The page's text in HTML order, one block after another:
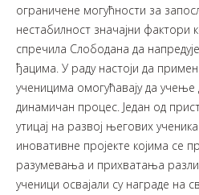
ограничене могућности за
нестабилност значајни фактори
спречила Слободана да
ђацима. У раду настоји да
ученицима омогућавају да
динамичан процес. Један од
утицај на развој његових
иновативне пројекте којима се
разумевања и прихватања
ученици освајали су награде на